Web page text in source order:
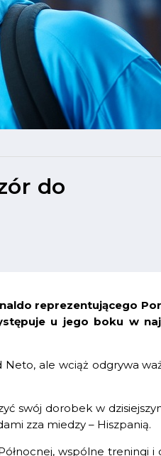
do
reprezentującego
u jego boku w
Neto, ale wciąż odgrywa
swój dorobek w
zza miedzy – Hiszpanią.
wspólne treningi i